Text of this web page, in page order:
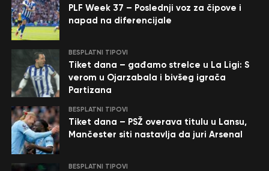
PLF Week 37 – Poslednji voz za čipove i
napad na diferencijale
BESPLATNI TIPOVI
Tiket dana – gađamo strelce u La Ligi: S
verom u Ojarzabala i bivšeg igrača
Partizana
BESPLATNI TIPOVI
Tiket dana – PSŽ overava titulu u Lansu,
Mančester siti nastavlja da juri Arsenal
BESPLATNI TIPOVI